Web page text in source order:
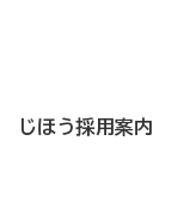
じほう採用案内